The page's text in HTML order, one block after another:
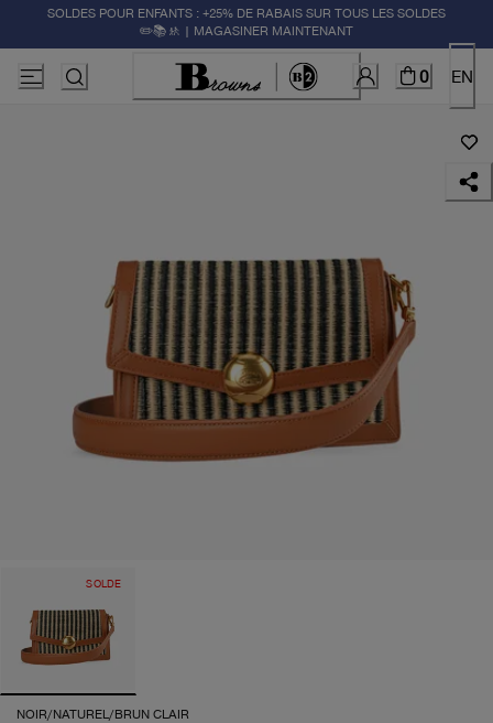
SOLDES POUR ENFANTS : +25% DE RABAIS SUR TOUS LES SOLDES
✏️📚🚸 | MAGASINER MAINTENANT
0 EN
SOLDE
NOIR/NATUREL/BRUN CLAIR